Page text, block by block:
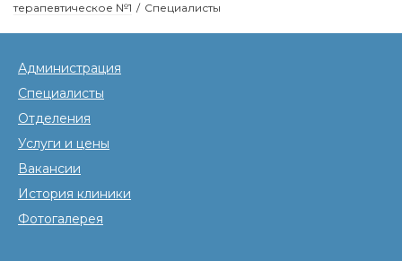
терапевтическое №1 / Специалисты
Администрация
Специалисты
Отделения
Услуги и цены
Вакансии
История клиники
Фотогалерея